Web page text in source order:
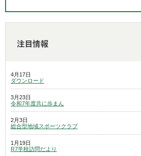
4月17日
ダウンロード
3月23日
令和7年度共に歩まん
2月3日
総合型地域スポーツクラブ
1月19日
R7学校訪問だより